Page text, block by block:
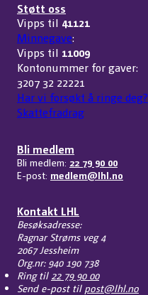
Støtt oss
Vipps til 41121
Minnegave:
Vipps til 11009
Kontonummer for gaver:
3207 32 22221
Har vi forsøkt å ringe deg?
Skattefradrag
Bli medlem
Bli medlem: 22 79 90 00
E-post: medlem@lhl.no
Kontakt LHL
Besøksadresse:
Ragnar Strøms veg 4
2067 Jessheim
Org.nr: 940 190 738
Ring til 22 79 90 00
Send e-post til post@lhl.no